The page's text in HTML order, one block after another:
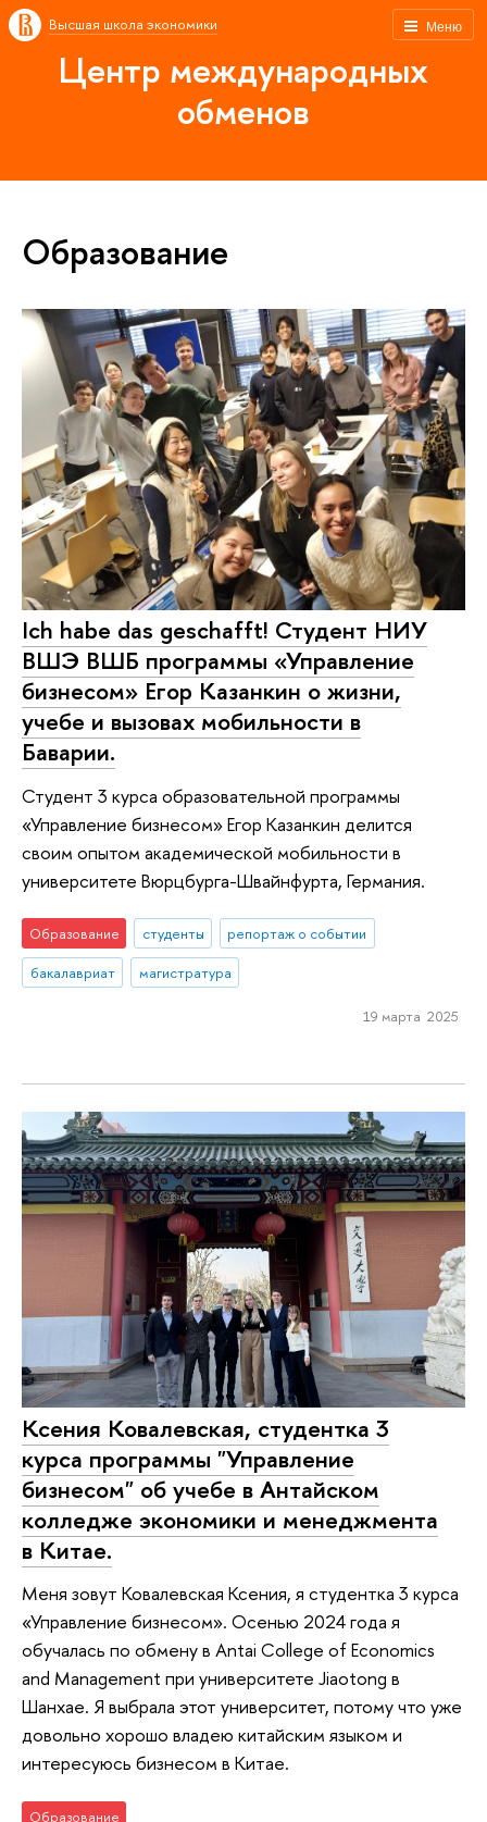
Меню
Высшая школа экономики
Центр международных
обменов
Образование
Ich habe das geschafft! Студент НИУ
ВШЭ ВШБ программы «Управление
бизнесом» Егор Казанкин о жизни,
учебе и вызовах мобильности в
Баварии.
Студент 3 курса образовательной программы
«Управление бизнесом» Егор Казанкин делится
своим опытом академической мобильности в
университете Вюрцбурга-Швайнфурта, Германия.
Образование студенты
репортаж о событии
бакалавриат
магистратура
19 марта 2025
Ксения Ковалевская, студентка 3
курса программы "Управление
бизнесом" об учебе в Антайском
колледже экономики и менеджмента
в Китае.
Меня зовут Ковалевская Ксения, я студентка 3 курса
«Управление бизнесом». Осенью 2024 года я
обучалась по обмену в Antai College of Economics
and Management при университете Jiaotong в
Шанхае. Я выбрала этот университет, потому что уже
довольно хорошо владею китайским языком и
интересуюсь бизнесом в Китае.
Образование